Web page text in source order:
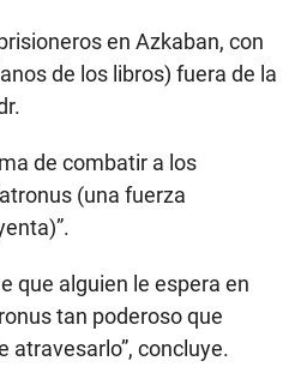
en Azkaban, con
de los libros) fuera de la
de combatir a los
(una fuerza
que alguien le espera en
tan poderoso que
atravesarlo”, concluye.